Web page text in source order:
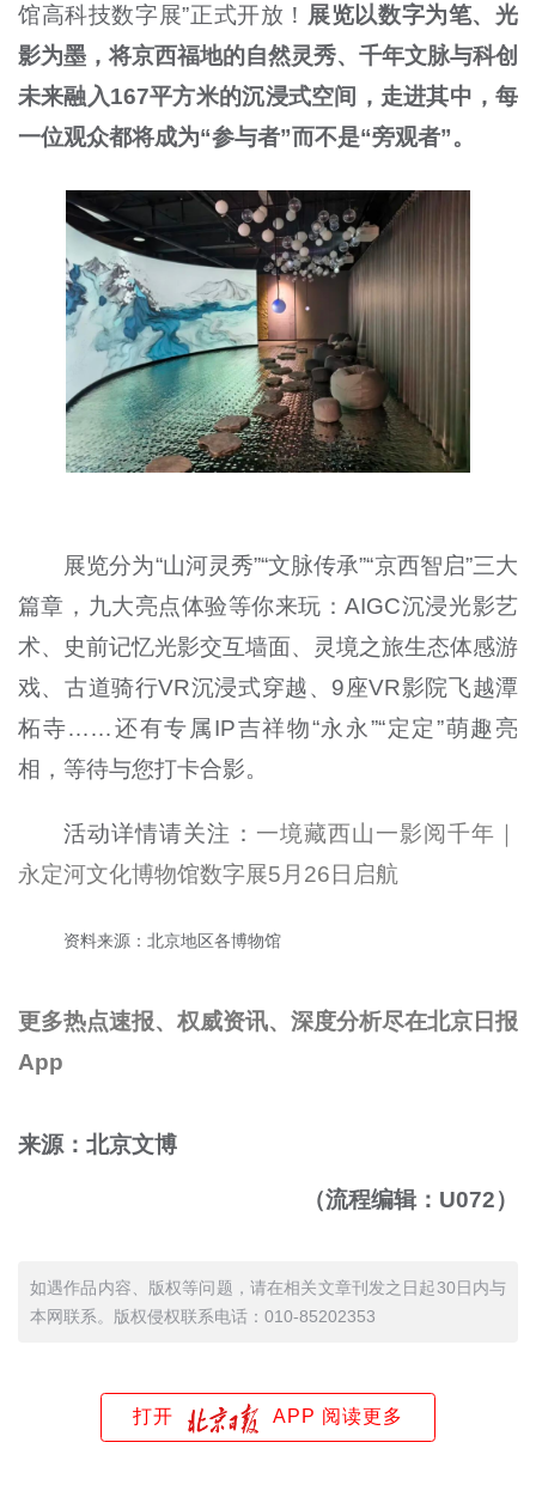
馆高科技数字展”正式开放！ 展览以数字为笔、光
影为墨，将京西福地的自然灵秀、千年文脉与科创
未来融入167平方米的沉浸式空间，走进其中，每
一位观众都将成为“参与者”而不是“旁观者”。
展览分为“山河灵秀”“文脉传承”“京西智启”三大
篇章，九大亮点体验等你来玩：AIGC沉浸光影艺
术、史前记忆光影交互墙面、灵境之旅生态体感游
戏、古道骑行VR沉浸式穿越、9座VR影院飞越潭
柘寺……还有专属IP吉祥物“永永”“定定”萌趣亮
相，等待与您打卡合影。
活动详情请关注： 一境藏西山一影阅千年｜
永定河文化博物馆数字展5月26日启航
资料来源：北京地区各博物馆
更多热点速报、权威资讯、深度分析尽在北京日报
App
来源：北京文博
（流程编辑：U072）
如遇作品内容、版权等问题，请在相关文章刊发之日起30日内与
本网联系。版权侵权联系电话：010-85202353
打开 APP 阅读更多